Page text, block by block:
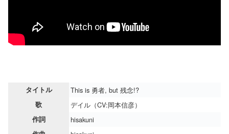
タイトル This is 勇者, but 残念!?
歌 デイル（CV:岡本信彦）
作詞 hisakuni